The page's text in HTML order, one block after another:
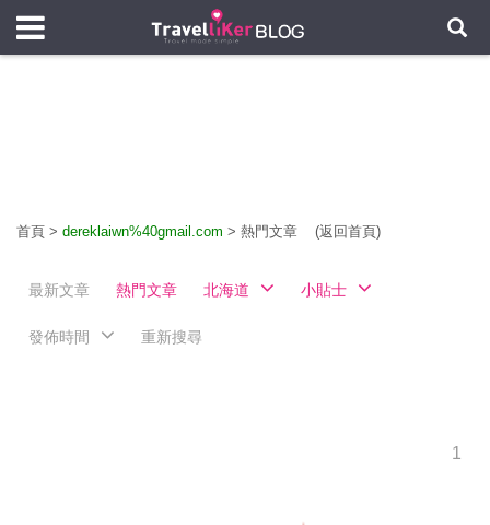
首頁 > dereklaiwn%40gmail.com > 熱門文章 (返回首頁)
最新文章 熱門文章 北海道 小貼士
發佈時間 重新搜尋
1